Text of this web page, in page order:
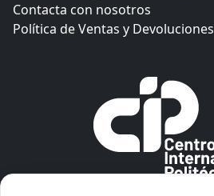
Contacta con nosotros
Política de Ventas y Devoluciones